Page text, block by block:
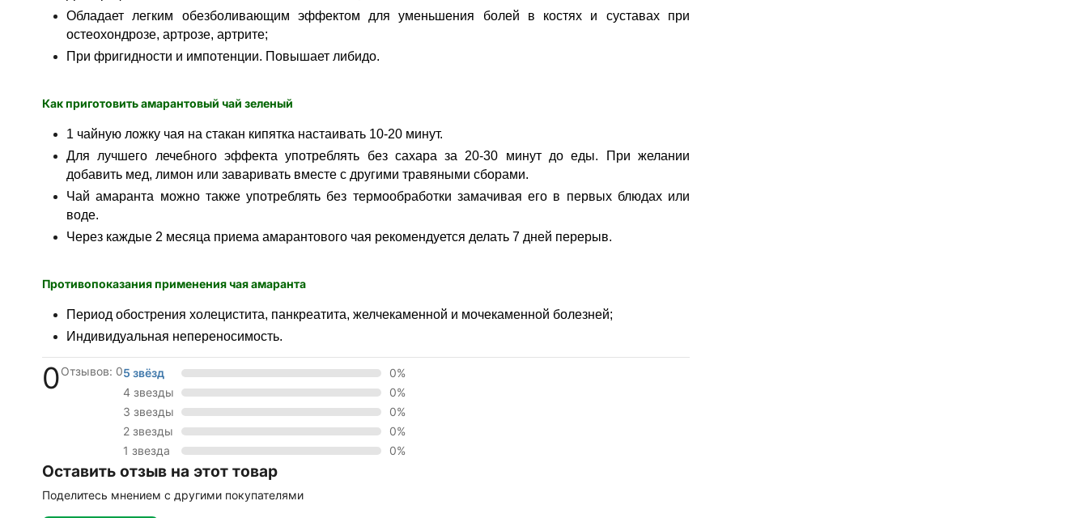
Обладает легким обезболивающим эффектом для уменьшения болей в костях и суставах при
остеохондрозе, артрозе, артрите;
При фригидности и импотенции. Повышает либидо.
Как приготовить амарантовый чай зеленый
1 чайную ложку чая на стакан кипятка настаивать 10-20 минут.
Для лучшего лечебного эффекта употреблять без сахара за 20-30 минут до еды. При желании
добавить мед, лимон или заваривать вместе с другими травяными сборами.
Чай амаранта можно также употреблять без термообработки замачивая его в первых блюдах или
воде.
Через каждые 2 месяца приема амарантового чая рекомендуется делать 7 дней перерыв.
Противопоказания применения чая амаранта
Период обострения холецистита, панкреатита, желчекаменной и мочекаменной болезней;
Индивидуальная непереносимость.
0Отзывов: 05 звёзд
0%
4 звезды
0%
3 звезды
0%
2 звезды
0%
1 звезда
0%
Оставить отзыв на этот товар
Поделитесь мнением с другими покупателями